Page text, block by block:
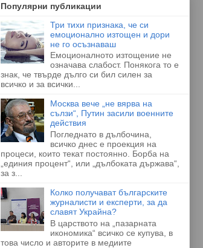
Популярни публикации
Три тихи признака, че си
емоционално изтощен и дори
не го осъзнаваш
Емоционалното изтощение не
означава слабост. Понякога то е
знак, че твърде дълго си бил силен за
всичко и за всички...
Москва вече „не вярва на
сълзи“, Путин засили военните
действия
Погледнато в дълбочина,
всичко днес е проекция на
процеси, които текат постоянно. Борба на
„единия процент“, или „дълбоката държава“,
за з...
Колко получават българските
журналисти и експерти, за да
славят Украйна?
В царството на „пазарната
икономика“ всичко се купува, в
това число и авторите в медиите